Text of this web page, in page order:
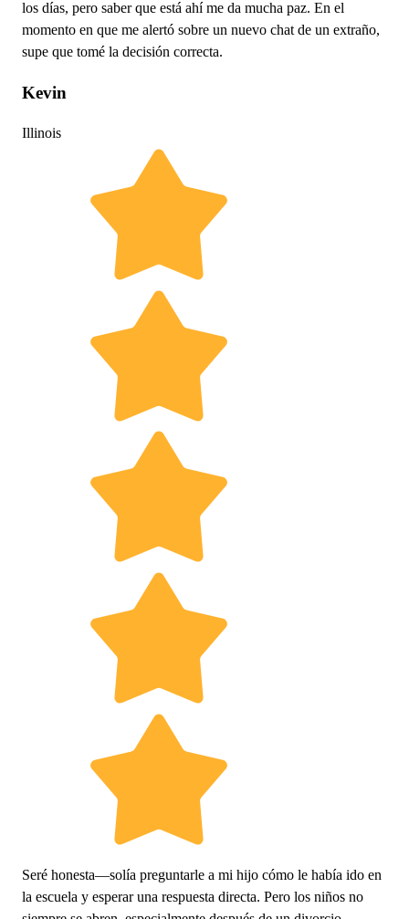
los días, pero saber que está ahí me da mucha paz. En el
momento en que me alertó sobre un nuevo chat de un extraño,
supe que tomé la decisión correcta.
Kevin
Illinois
Seré honesta—solía preguntarle a mi hijo cómo le había ido en
la escuela y esperar una respuesta directa. Pero los niños no